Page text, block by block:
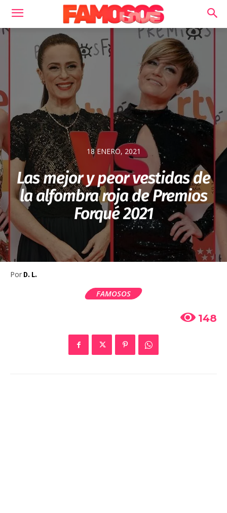
18 ENERO, 2021
Las mejor y peor vestidas de
la alfombra roja de Premios
Forqué 2021
Por D. L.
FAMOSOS
148